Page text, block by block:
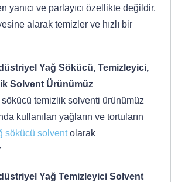
yanıcı ve parlayıcı özellikte değildir.
alarak temizler ve hızlı bir
Yağ Sökücü, Temizleyici,
Solvent Ürünümüz
temizlik solventi ürünümüz
kullanılan yağların ve tortuların
sökücü solventolarak
Yağ Temizleyici Solvent